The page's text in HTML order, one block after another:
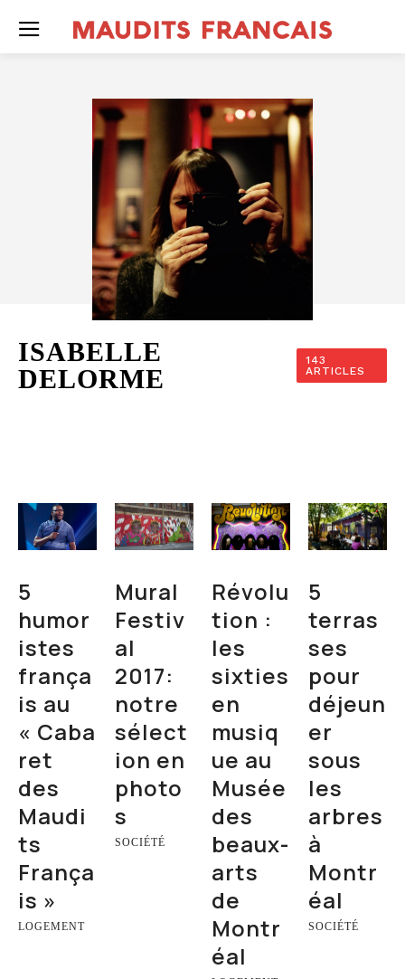
ISABELLE
DELORME
143
ARTICLES
5
humor
istes
frança
is au
« Caba
ret
des
Maudi
ts
França
is »
LOGEMENT
Mural
Festiv
al
2017:
notre
sélect
ion en
photo
s
SOCIÉTÉ
Révolu
tion :
les
sixties
en
musiq
ue au
Musée
des
beaux-
arts
de
Montr
éal
5
terras
ses
pour
déjeun
er
sous
les
arbres
à
Montr
éal
SOCIÉTÉ